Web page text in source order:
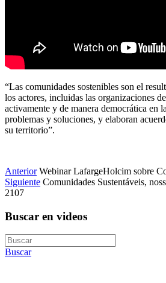
“Las comunidades sostenibles son el
los actores, incluidas las organizaciones
activamente y de manera democrática en
problemas y soluciones, y elaboran
su territorio”.
Anterior Webinar LafargeHolcim sobre
Siguiente Comunidades Sustentáveis,
2107
Buscar en videos
Buscar